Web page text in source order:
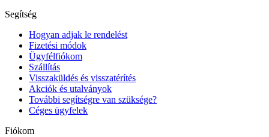
Segítség
Hogyan adjak le rendelést
Fizetési módok
Ügyfélfiókom
Szállítás
Visszaküldés és visszatérítés
Akciók és utalványok
További segítségre van szüksége?
Céges ügyfelek
Fiókom